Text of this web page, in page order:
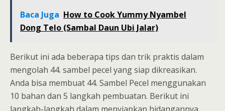
Baca Juga How to Cook Yummy Nyambel
Dong Telo (Sambal Daun Ubi Jalar)
Berikut ini ada beberapa tips dan trik praktis dalam
mengolah 44. sambel pecel yang siap dikreasikan.
Anda bisa membuat 44. Sambel Pecel menggunakan
10 bahan dan 5 langkah pembuatan. Berikut ini